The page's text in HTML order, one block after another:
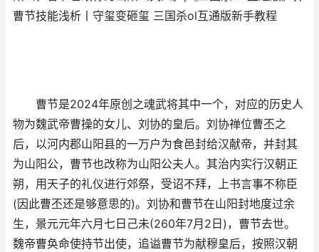
曹节技能浅析丨守玺变砸玺 三国杀ol互通版新手教程
曹节是2024年原创之魂武将其中一个，对应的历史人
物为魏武帝曹操的女儿、刘协的皇后。刘协禅位曹丕之
后，以河内郡山阳县的一万户为食邑封给汉献帝，并封其
为山阳公，曹节也改称为山阳公夫人。其治内实行汉朝正
朔，用天子的礼仪进行郊祭，受诏不拜，上书言事不称臣
(因此曹丕还是够意思的)。刘协和曹节在山阳封地度过余
生，景元元年六月七日己未(260年7月2日)，曹节去世。
魏帝曹奂命使持节出使，追谥曹节为献穆皇后，按照汉朝